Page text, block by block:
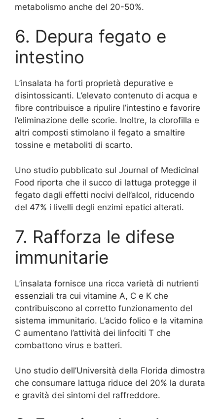
metabolismo anche del 20-50%.
6. Depura fegato e
intestino
L’insalata ha forti proprietà depurative e
disintossicanti. L’elevato contenuto di acqua e
fibre contribuisce a ripulire l’intestino e favorire
l’eliminazione delle scorie. Inoltre, la clorofilla e
altri composti stimolano il fegato a smaltire
tossine e metaboliti di scarto.
Uno studio pubblicato sul Journal of Medicinal
Food riporta che il succo di lattuga protegge il
fegato dagli effetti nocivi dell’alcol, riducendo
del 47% i livelli degli enzimi epatici alterati.
7. Rafforza le difese
immunitarie
L’insalata fornisce una ricca varietà di nutrienti
essenziali tra cui vitamine A, C e K che
contribuiscono al corretto funzionamento del
sistema immunitario. L’acido folico e la vitamina
C aumentano l’attività dei linfociti T che
combattono virus e batteri.
Uno studio dell’Università della Florida dimostra
che consumare lattuga riduce del 20% la durata
e gravità dei sintomi del raffreddore.